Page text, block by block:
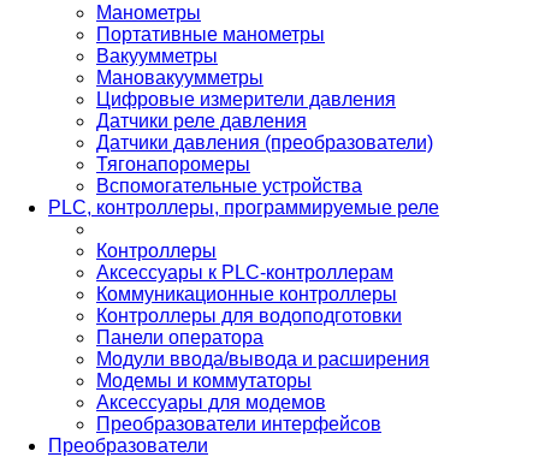
Манометры
Портативные манометры
Вакуумметры
Мановакуумметры
Цифровые измерители давления
Датчики реле давления
Датчики давления (преобразователи)
Тягонапоромеры
Вспомогательные устройства
PLС, контроллеры, программируемые реле
Контроллеры
Аксессуары к PLC-контроллерам
Коммуникационные контроллеры
Контроллеры для водоподготовки
Панели оператора
Модули ввода/вывода и расширения
Модемы и коммутаторы
Аксессуары для модемов
Преобразователи интерфейсов
Преобразователи